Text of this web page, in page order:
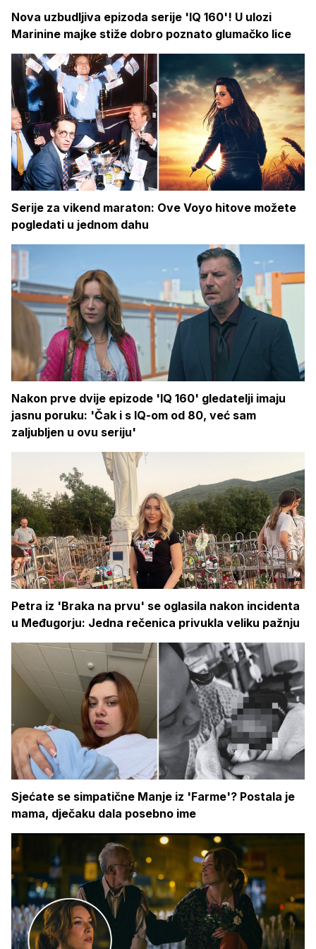
Nova uzbudljiva epizoda serije 'IQ 160'! U ulozi
Marinine majke stiže dobro poznato glumačko lice
Serije za vikend maraton: Ove Voyo hitove možete
pogledati u jednom dahu
Nakon prve dvije epizode 'IQ 160' gledatelji imaju
jasnu poruku: 'Čak i s IQ-om od 80, već sam
zaljubljen u ovu seriju'
Petra iz 'Braka na prvu' se oglasila nakon incidenta
u Međugorju: Jedna rečenica privukla veliku pažnju
Sjećate se simpatične Manje iz 'Farme'? Postala je
mama, dječaku dala posebno ime